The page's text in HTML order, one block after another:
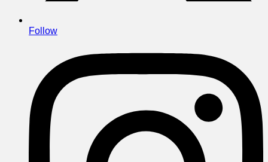
Follow